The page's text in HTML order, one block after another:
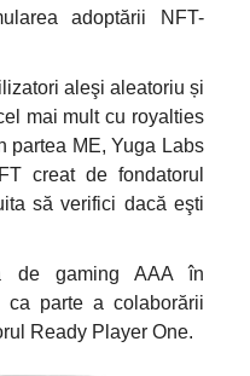
adoptării NFT-
aleşi aleatoriu și
mai mult cu royalties
partea ME, Yuga Labs
creat de fondatorul
să verifici dacă eşti
de gaming AAA în
ca parte a colaborării
Ready Player One.